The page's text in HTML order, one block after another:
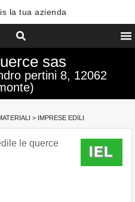
la tua azienda
sas
pertini 8, 12062
> IMPRESE EDILI
le querce